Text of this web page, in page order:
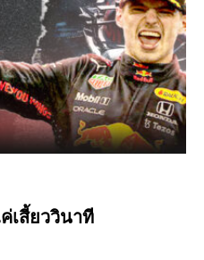
เสี้ยววินาที